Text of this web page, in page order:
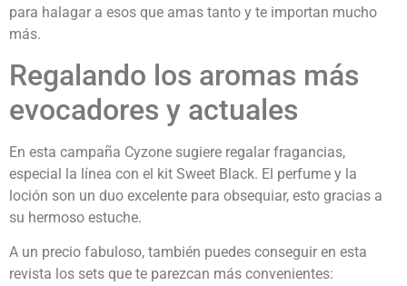
para halagar a esos que amas tanto y te importan mucho
más.
Regalando los aromas más
evocadores y actuales
En esta campaña Cyzone sugiere regalar fragancias,
especial la línea con el kit Sweet Black. El perfume y la
loción son un duo excelente para obsequiar, esto gracias a
su hermoso estuche.
A un precio fabuloso, también puedes conseguir en esta
revista los sets que te parezcan más convenientes: